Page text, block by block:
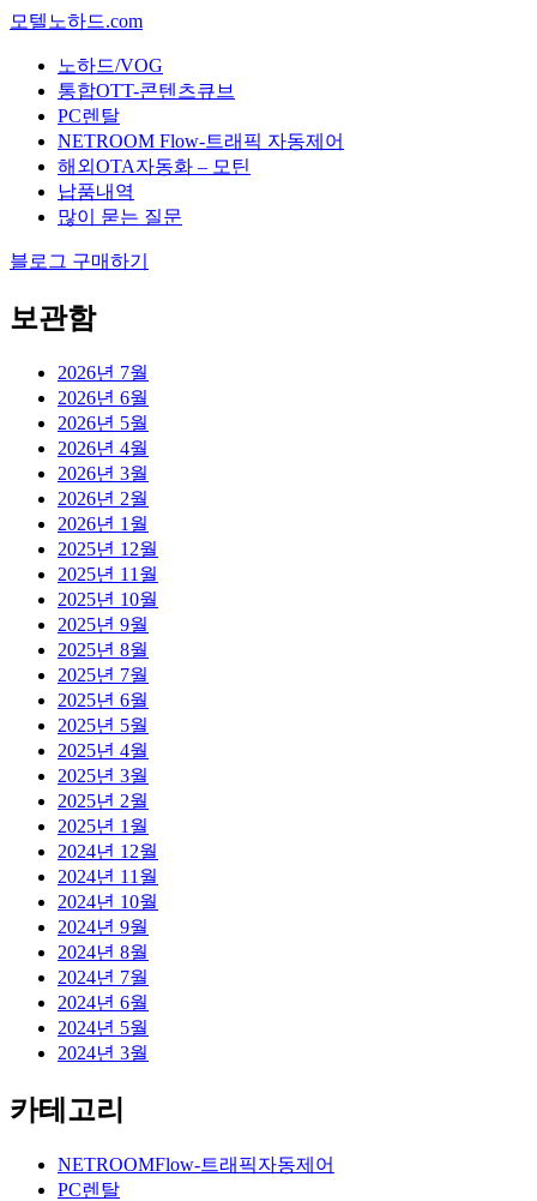
모텔노하드.com
노하드/VOG
통합OTT-콘텐츠큐브
PC렌탈
NETROOM Flow-트래픽 자동제어
해외OTA자동화 – 모틴
납품내역
많이 묻는 질문
블로그 구매하기
보관함
2026년 7월
2026년 6월
2026년 5월
2026년 4월
2026년 3월
2026년 2월
2026년 1월
2025년 12월
2025년 11월
2025년 10월
2025년 9월
2025년 8월
2025년 7월
2025년 6월
2025년 5월
2025년 4월
2025년 3월
2025년 2월
2025년 1월
2024년 12월
2024년 11월
2024년 10월
2024년 9월
2024년 8월
2024년 7월
2024년 6월
2024년 5월
2024년 3월
카테고리
NETROOMFlow-트래픽자동제어
PC렌탈